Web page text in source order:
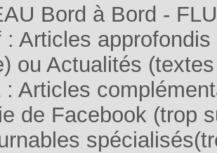
Bord à Bord -
: Articles
ou Actualités
: Articles
de Facebook (trop